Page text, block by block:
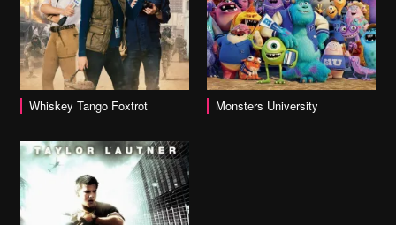
Whiskey Tango Foxtrot
vai alla scheda Monsters University